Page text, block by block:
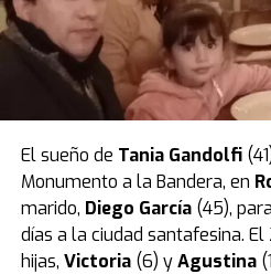
Por eso, la Justicia ordenó la
días para la madre, que fue
audiencia de custodia
El caso quedó caratulado
pero la mujer es investigada por
La tatuadora fue
mientras compraba el
supermercado
El sueño de Tania Gandolfi
Monumento a la Bandera, en
marido, Diego García(45),
días a la ciudad santafesina. El
hijas, Victoria (6) yAgustina